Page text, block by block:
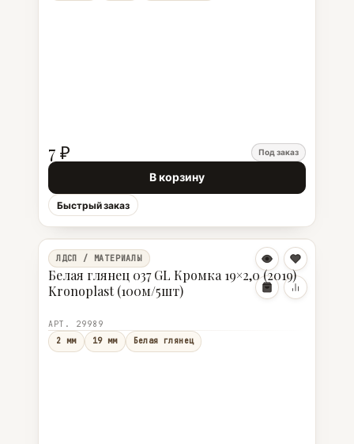
7 ₽ Под заказ
В корзину
Быстрый заказ
ЛДСП / МАТЕРИАЛЫ
Белая глянец 037 GL Кромка 19×2,0 (2019)
Kronoplast (100м/5шт)
АРТ. 29989
2 мм
19 мм Белая глянец